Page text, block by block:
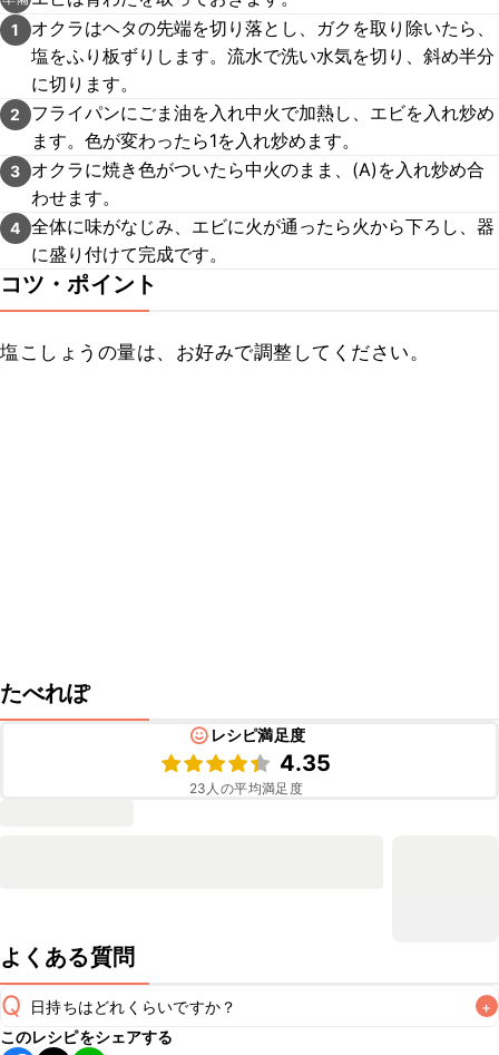
1
オクラはヘタの先端を切り落とし、ガクを取り除いたら、
塩をふり板ずりします。流水で洗い水気を切り、斜め半分
に切ります。
2
フライパンにごま油を入れ中火で加熱し、エビを入れ炒め
ます。色が変わったら1を入れ炒めます。
3
オクラに焼き色がついたら中火のまま、(A)を入れ炒め合
わせます。
4 全体に味がなじみ、エビに火が通ったら火から下ろし、器
に盛り付けて完成です。
コツ・ポイント
塩こしょうの量は、お好みで調整してください。
たべれぽ
レシピ満足度
4.35
23 人の平均満足度
よくある質問
Q 日持ちはどれくらいですか？ +
このレシピをシェアする